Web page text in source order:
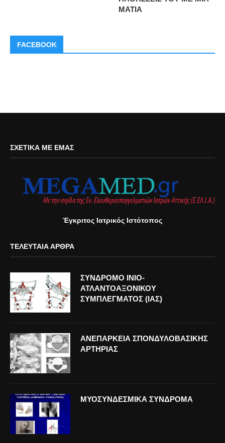
ΜΑΤΙΑ
FACEBOOK
ΣΧΕΤΙΚΆ ΜΕ ΕΜΆΣ
Έγκριτος Ιατρικός Ιστότοπος
ΤΕΛΕΥΤΑΊΑ ΆΡΘΡΑ
ΣΥΝΔΡΟΜΟ ΙΝΙΟ-
ΑΤΛΑΝΤΟΑΞΟΝΙΚΟΥ
ΣΥΜΠΛΕΓΜΑΤΟΣ (ΙΑΣ)
ΑΝΕΠΑΡΚΕΙΑ ΣΠΟΝΔΥΛΟΒΑΣΙΚΗΣ
ΑΡΤΗΡΙΑΣ
ΜΥΟΣΥΝΔΕΣΜΙΚΑ ΣΥΝΔΡΟΜΑ